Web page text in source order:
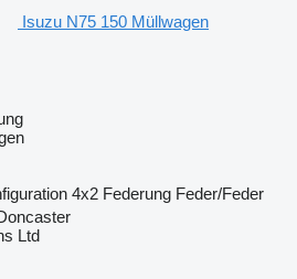
Isuzu N75 150 Müllwagen
4x2 Federung Feder/Feder
Ltd